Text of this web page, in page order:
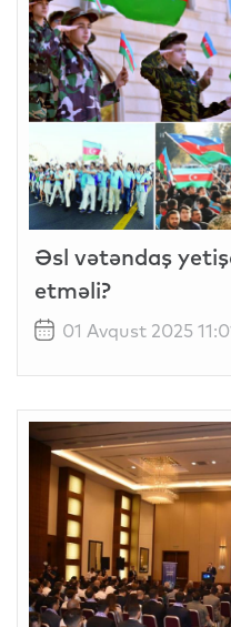
Əsl vətəndaş
etməli?
01 Avqust 2025